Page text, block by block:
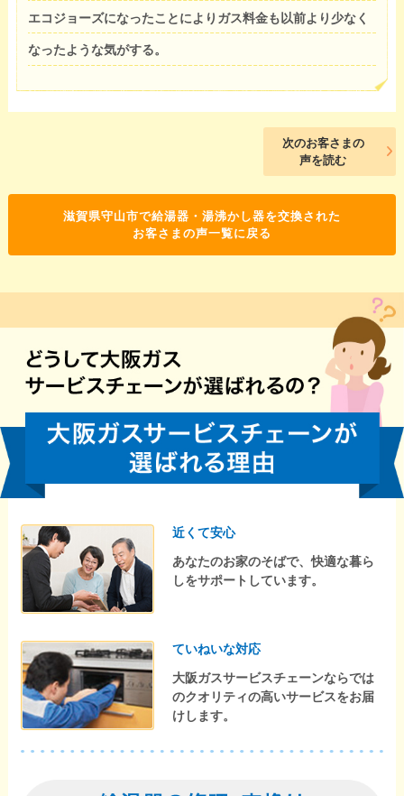
エコジョーズになったことによりガス料金も以前より少なく
なったような気がする。
次のお客さまの
声を読む
滋賀県守山市で給湯器・湯沸かし器を交換された
お客さまの声一覧に戻る
近くて安心
あなたのお家のそばで、快適な暮ら
しをサポートしています。
ていねいな対応
大阪ガスサービスチェーンならでは
のクオリティの高いサービスをお届
けします。